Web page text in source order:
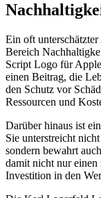
Ein oft
Bereich
Script Logo für
einen Beitrag, die
den Schutz vor
Ressourcen und
Darüber hinaus ist
Sie unterstreicht
sondern bewahrt
damit nicht nur einen
Investition in den